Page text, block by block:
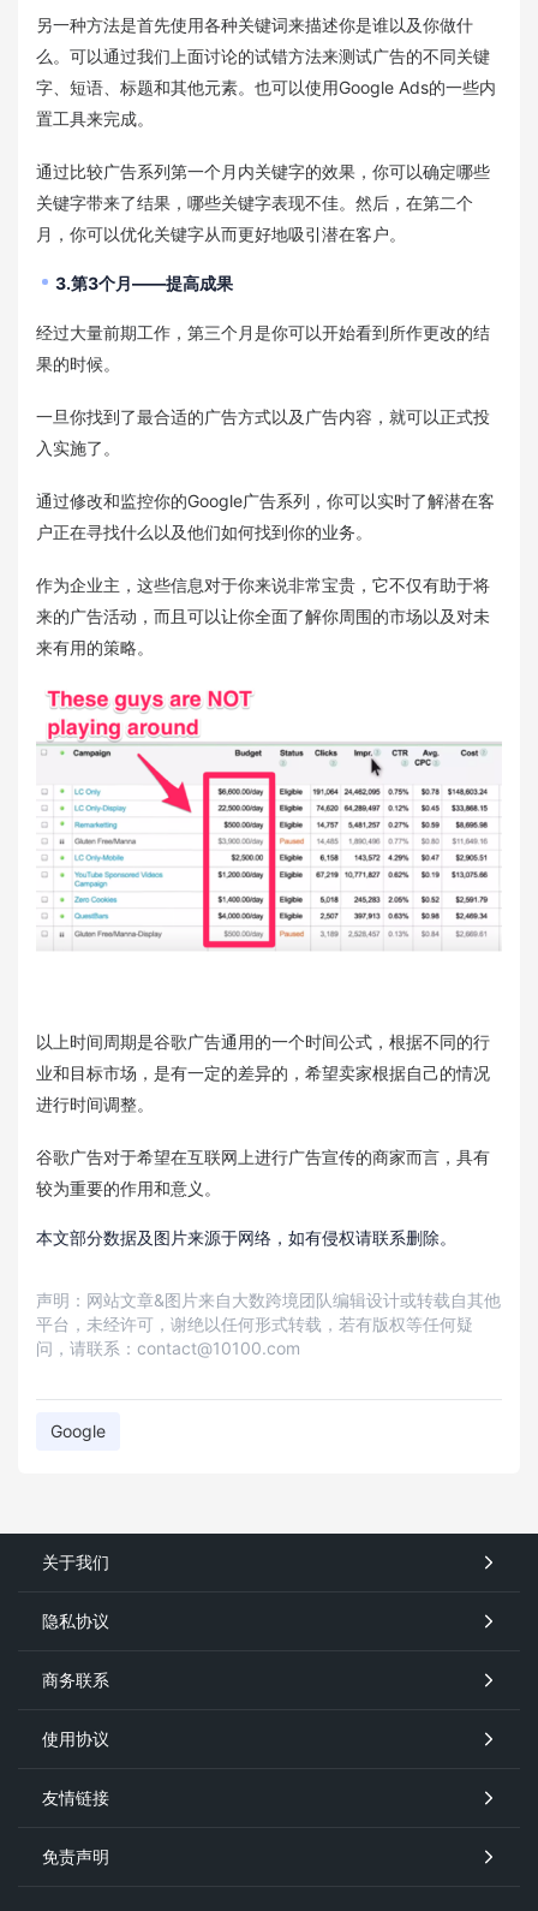
另一种方法是首先使用各种关键词来描述你是谁以及你做什
么。可以通过我们上面讨论的试错方法来测试广告的不同关键
字、短语、标题和其他元素。也可以使用Google Ads的一些内
置工具来完成。
通过比较广告系列第一个月内关键字的效果，你可以确定哪些
关键字带来了结果，哪些关键字表现不佳。然后，在第二个
月，你可以优化关键字从而更好地吸引潜在客户。
3.第3个月——提高成果
经过大量前期工作，第三个月是你可以开始看到所作更改的结
果的时候。
一旦你找到了最合适的广告方式以及广告内容，就可以正式投
入实施了。
通过修改和监控你的Google广告系列，你可以实时了解潜在客
户正在寻找什么以及他们如何找到你的业务。
作为企业主，这些信息对于你来说非常宝贵，它不仅有助于将
来的广告活动，而且可以让你全面了解你周围的市场以及对未
来有用的策略。
以上时间周期是谷歌广告通用的一个时间公式，根据不同的行
业和目标市场，是有一定的差异的，希望卖家根据自己的情况
进行时间调整。
谷歌广告对于希望在互联网上进行广告宣传的商家而言，具有
较为重要的作用和意义。
本文部分数据及图片来源于网络，如有侵权请联系删除。
声明：网站文章&图片来自大数跨境团队编辑设计或转载自其他
平台，未经许可，谢绝以任何形式转载，若有版权等任何疑
问，请联系：contact@10100.com
Google
关于我们
隐私协议
商务联系
使用协议
友情链接
免责声明